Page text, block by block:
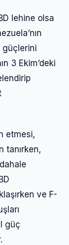
lehine olsa
güçlerini
3 Ekim’deki
etmesi,
tanırken,
ve F-
güç